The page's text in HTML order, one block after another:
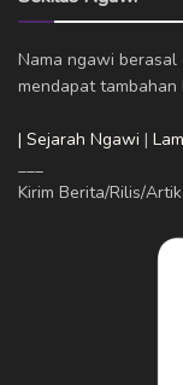
Nama ngawi berasal
mendapat tambahan
| Sejarah Ngawi |
___
Kirim Berita/Rilis/